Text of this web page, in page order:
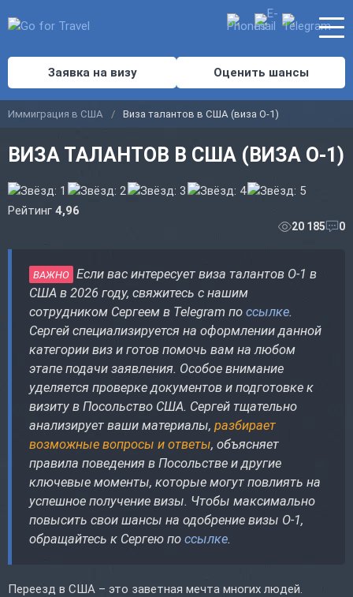
Заявка на визу Оценить шансы
Иммиграция в США Виза талантов в США (виза O-1)
ВИЗА ТАЛАНТОВ В США (ВИЗА O-1)
Рейтинг 4,96
20 185 0
ВАЖНО Если вас интересует виза талантов O-1 в
США в 2026 году, свяжитесь с нашим
сотрудником Сергеем в Telegram по ссылке.
Сергей специализируется на оформлении данной
категории виз и готов помочь вам на любом
этапе подачи заявления. Особое внимание
уделяется проверке документов и подготовке к
визиту в Посольство США. Сергей тщательно
анализирует ваши материалы, разбирает
возможные вопросы и ответы, объясняет
правила поведения в Посольстве и другие
ключевые моменты, которые могут повлиять на
успешное получение визы. Чтобы максимально
повысить свои шансы на одобрение визы O-1,
обращайтесь к Сергею по ссылке.
Переезд в США – это заветная мечта многих людей.